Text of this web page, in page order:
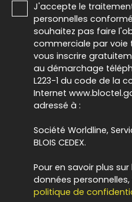
J'accepte le
personnelles
souhaitez pas faire
commerciale par voie
vous inscrire
au démarchage
L223-1 du code de la
Internet
adressé à :
Société Worldline,
BLOIS CEDEX.
Pour en savoir plus
données
politique de